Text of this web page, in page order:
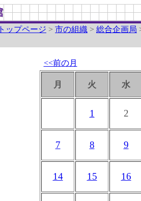
トップページ > 市の組織 > 総合企画局
<<前の月
月 火 水
1 2
7 8 9
14 15 16